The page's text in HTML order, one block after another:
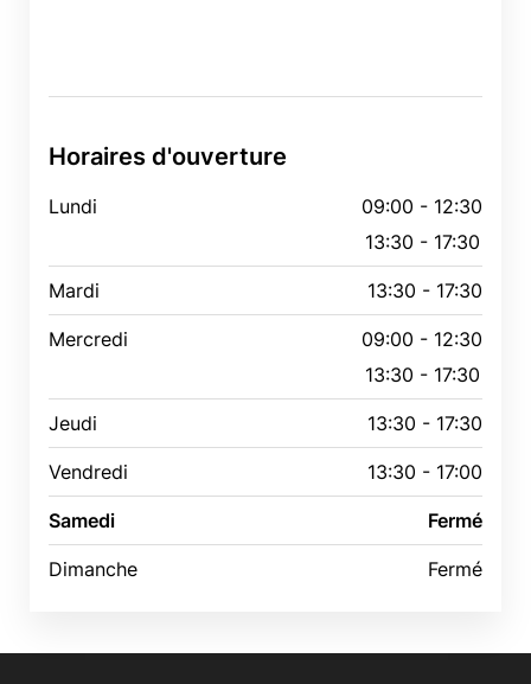
Horaires d'ouverture
Lundi
09:00 - 12:30
13:30 - 17:30
Mardi 13:30 - 17:30
Mercredi
09:00 - 12:30
13:30 - 17:30
Jeudi 13:30 - 17:30
Vendredi 13:30 - 17:00
Samedi Fermé
Dimanche Fermé